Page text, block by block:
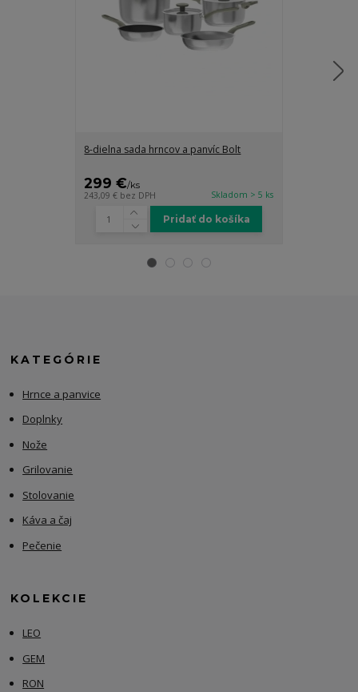
8-dielna sada hrncov a panvíc Bolt
299 €/ks
243,09 € bez DPH Skladom > 5 ks
Pridať do košíka
KATEGÓRIE
Hrnce a panvice
Doplnky
Nože
Grilovanie
Stolovanie
Káva a čaj
Pečenie
KOLEKCIE
LEO
GEM
RON